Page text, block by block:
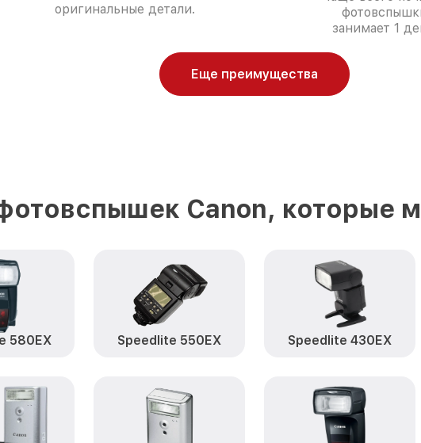
оригинальные детали.
занимает 1
Еще преимущества
Canon, которые
580EX Speedlite 550EX Speedlite 430EX